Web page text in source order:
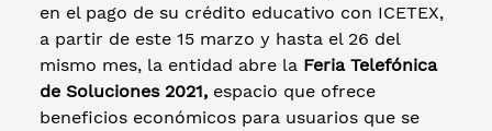
en el pago de su crédito educativo con ICETEX,
a partir de este 15 marzo y hasta el 26 del
mismo mes, la entidad abre la Feria Telefónica
de Soluciones 2021, espacio que ofrece
beneficios económicos para usuarios que se